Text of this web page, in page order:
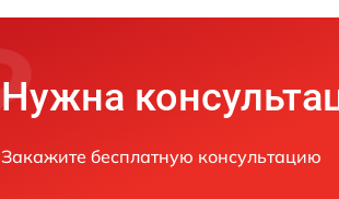
Нужна
Закажите бесплатную консультацию